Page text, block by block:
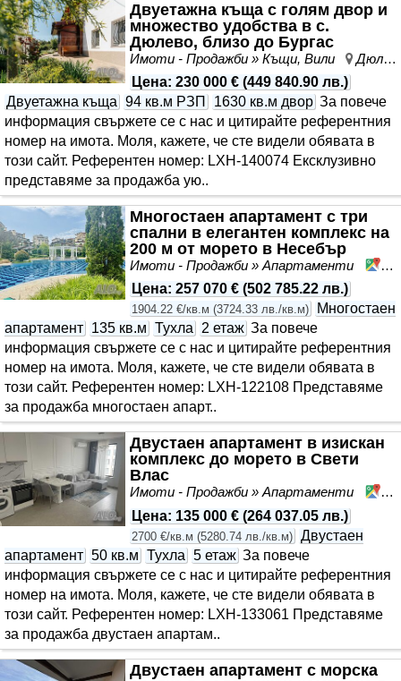
Двуетажна къща с голям двор и
множество удобства в с.
Дюлево, близо до Бургас
Имоти - Продажби » Къщи, Вили
Дюлево, област Бургас
Цена: 230 000 € (449 840.90 лв.)
Двуетажна къща 94 кв.м РЗП 1630 кв.м двор За повече
информация свържете се с нас и цитирайте референтния
номер на имота. Моля, кажете, че сте видeли обявата в
този сайт. Референтен номер: LXH-140074 Ексклузивно
представяме за продажба ую..
Многостаен апартамент с три
спални в елегантен комплекс на
200 м от морето в Несебър
Имоти - Продажби » Апартаменти
Цена: 257 070 € (502 785.22 лв.)
1904.22 €/кв.м (3724.33 лв./кв.м)
Многостаен
апартамент 135 кв.м Тухла 2 етаж За повече
информация свържете се с нас и цитирайте референтния
номер на имота. Моля, кажете, че сте видeли обявата в
този сайт. Референтен номер: LXH-122108 Представяме
за продажба многостаен апарт..
Двустаен апартамент в изискан
комплекс до морето в Свети
Влас
Имоти - Продажби » Апартаменти
Цена: 135 000 € (264 037.05 лв.)
2700 €/кв.м (5280.74 лв./кв.м) Двустаен
апартамент 50 кв.м Тухла 5 етаж За повече
информация свържете се с нас и цитирайте референтния
номер на имота. Моля, кажете, че сте видeли обявата в
този сайт. Референтен номер: LXH-133061 Представяме
за продажба двустаен апартам..
Двустаен апартамент с морска